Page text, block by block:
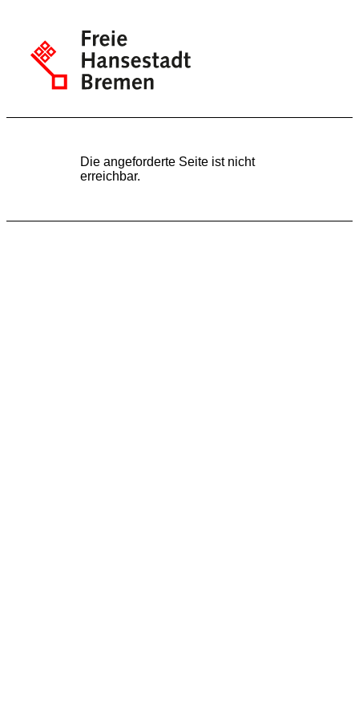
Die angeforderte Seite ist nicht
erreichbar.